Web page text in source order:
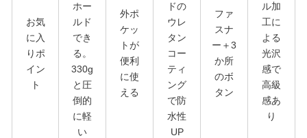
お気
に入
りポ
イン
ト
ホー
ルド
でき
る。
330g
と圧
倒的
に軽
い
外ポ
ケッ
トが
便利
に使
える
ドの
ウレ
タン
コー
ティ
ング
で防
水性
UP
ファ
スナ
ー＋3
か所
のボ
タン
ル加
工に
よる
光沢
感で
高級
感あ
り